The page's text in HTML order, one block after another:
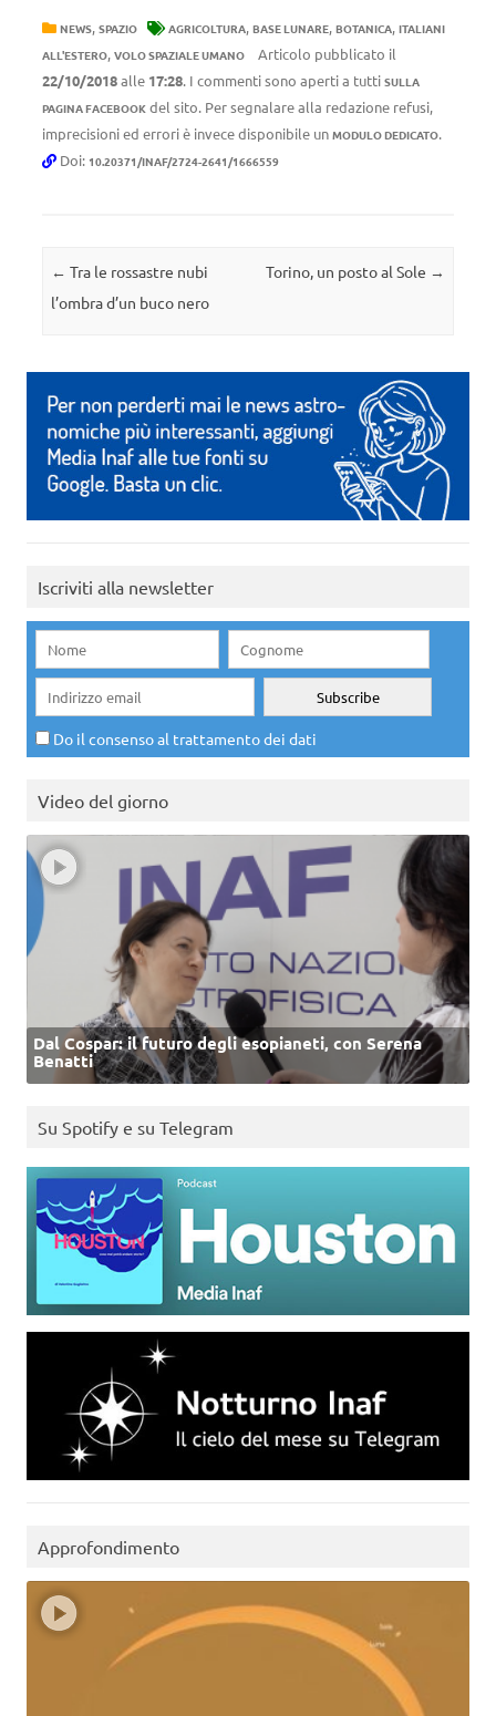
NEWS, SPAZIO AGRICOLTURA, BASE LUNARE, BOTANICA, ITALIANI
ALL'ESTERO, VOLO SPAZIALE UMANO
Articolo pubblicato il
22/10/2018alle 17:28. I commenti sono aperti a tutti SULLA
PAGINA FACEBOOK del sito. Per segnalare alla redazione refusi,
imprecisioni ed errori è invece disponibile un MODULO DEDICATO.
Doi: 10.20371/INAF/2724-2641/1666559
Navigazione articolo
← Tra le rossastre nubi
l’ombra d’un buco nero
Torino, un posto al Sole →
Iscriviti alla newsletter
Do il consenso al trattamento dei dati
Video del giorno
Dal Cospar: il futuro degli esopianeti, con Serena
Benatti
Su Spotify e su Telegram
Approfondimento